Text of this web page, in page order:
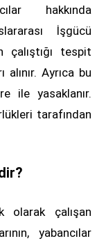
hakkında
İşgücü
çalıştığı tespit
Ayrıca bu
ile yasaklanır.
tarafından
olarak çalışan
yabancılar